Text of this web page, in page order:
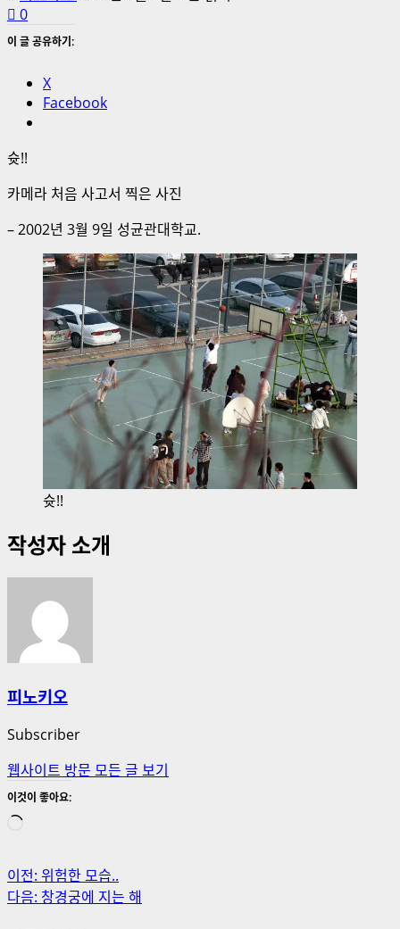
0
이 글 공유하기:
X
Facebook
슛!!
카메라 처음 사고서 찍은 사진
– 2002년 3월 9일 성균관대학교.
슛!!
작성자 소개
피노키오
Subscriber
웹사이트 방문 모든 글 보기
이것이 좋아요:
로
중...
게
시
이전: 위험한 모습..
다음: 창경궁에 지는 해